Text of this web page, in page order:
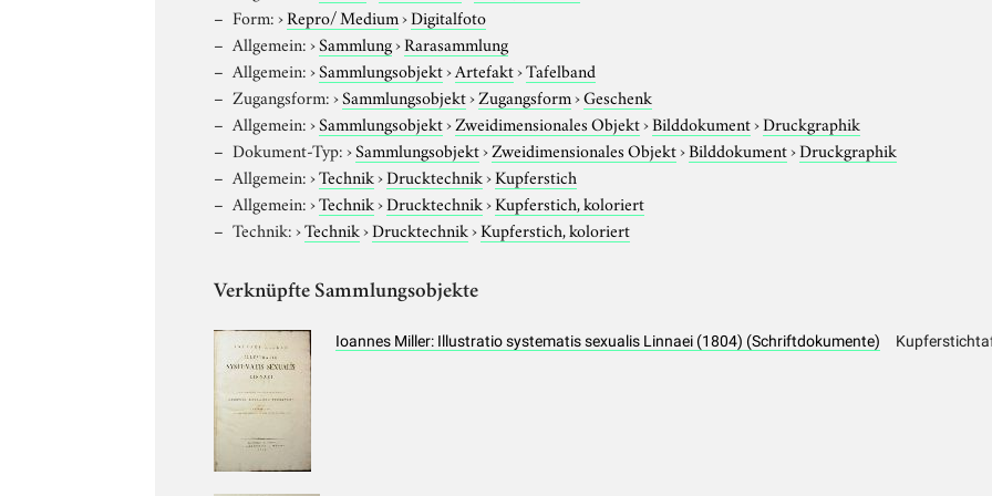
Form:›Repro/ Medium›Digitalfoto
Allgemein:›Sammlung›Rarasammlung
Allgemein:›Sammlungsobjekt›Artefakt›Tafelband
Zugangsform:›Sammlungsobjekt›Zugangsform›Geschenk
Allgemein:›Sammlungsobjekt›Zweidimensionales Objekt›Bilddokument›Druckgraphik
Dokument-Typ:›Sammlungsobjekt›Zweidimensionales Objekt›Bilddokument›Druckgraphik
Allgemein:›Technik›Drucktechnik›Kupferstich
Allgemein:›Technik›Drucktechnik›Kupferstich, koloriert
Technik:›Technik›Drucktechnik›Kupferstich, koloriert
Verknüpfte Sammlungsobjekte
Ioannes Miller: Illustratio systematis sexualis Linnaei (1804) (Schriftdokumente)